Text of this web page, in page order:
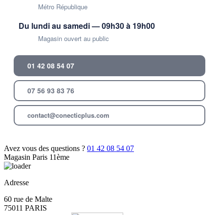
Métro République
Du lundi au samedi — 09h30 à 19h00
Magasin ouvert au public
01 42 08 54 07
07 56 93 83 76
contact@conecticplus.com
Avez vous des questions ? 01 42 08 54 07
Magasin Paris 11ème
Adresse
60 rue de Malte
75011 PARIS